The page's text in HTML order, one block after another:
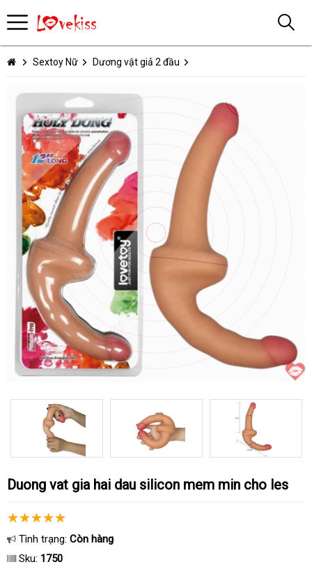
Sextoy Nữ Dương vật giả 2 đầu
duong vat gia hai dau silicon mem min cho les
Tình trạng: Còn hàng
Sku: 1750